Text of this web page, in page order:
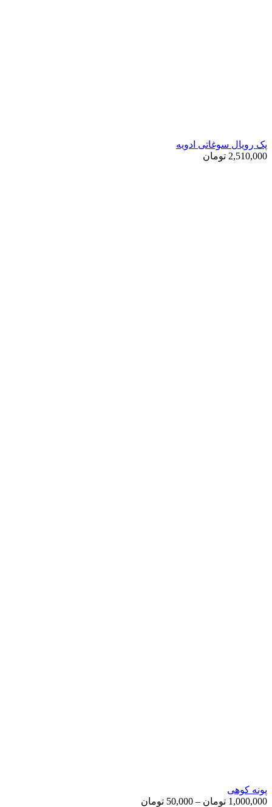
پک رویال سوغاتی ادویه
2,510,000 تومان
پونه کوهی
1,000,000 تومان –
50,000 تومان